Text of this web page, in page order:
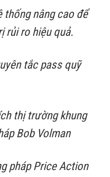
nâng cao để
rủi ro hiệu quả.
tắc pass quỹ
thị trường khung
Bob Volman
pháp Price Action